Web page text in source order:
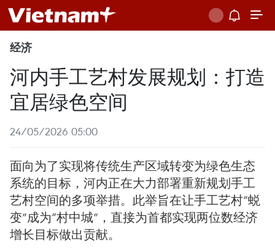
经济
河内手工艺村发展规划：打造
宜居绿色空间
24/05/2026 05:00
面向为了实现将传统生产区域转变为绿色生态
系统的目标，河内正在大力部署重新规划手工
艺村空间的多项举措。此举旨在让手工艺村“蜕
变”成为“村中城”，直接为首都实现两位数经济
增长目标做出贡献。